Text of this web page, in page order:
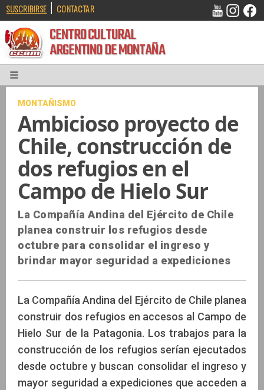
SUSCRIBIRSE | CONTACTAR
CENTRO CULTURAL
ARGENTINO DE MONTAÑA
MONTAÑISMO
Ambicioso proyecto de
Chile, construcción de
dos refugios en el
Campo de Hielo Sur
La Compañía Andina del Ejército de Chile
planea construir los refugios desde
octubre para consolidar el ingreso y
brindar mayor seguridad a expediciones
La Compañía Andina del Ejército de Chile planea
construir dos refugios en accesos al Campo de
Hielo Sur de la Patagonia. Los trabajos para la
construcción de los refugios serían ejecutados
desde octubre y buscan consolidar el ingreso y
mayor seguridad a expediciones que acceden a